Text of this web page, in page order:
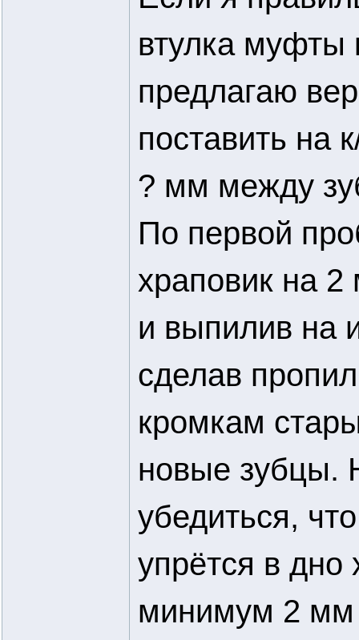
втулка муфты
предлагаю
поставить на
? мм между
По первой
храповик на 2
и выпилив на
сделав
кромкам
новые зубцы.
убедиться,
упрётся в дно
минимум 2 мм